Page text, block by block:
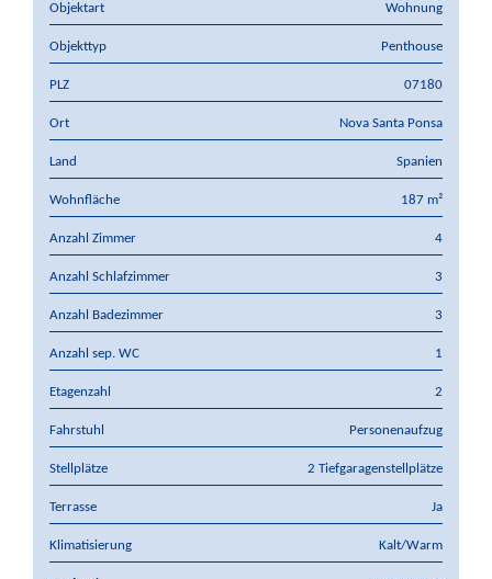
Objektart Wohnung
Objekttyp Penthouse
PLZ 07180
Ort Nova Santa Ponsa
Land Spanien
Wohnfläche 187 m²
Anzahl Zimmer 4
Anzahl Schlafzimmer 3
Anzahl Badezimmer 3
Anzahl sep. WC 1
Etagenzahl 2
Fahrstuhl Personenaufzug
Stellplätze 2 Tiefgaragenstellplätze
Terrasse Ja
Klimatisierung Kalt/Warm